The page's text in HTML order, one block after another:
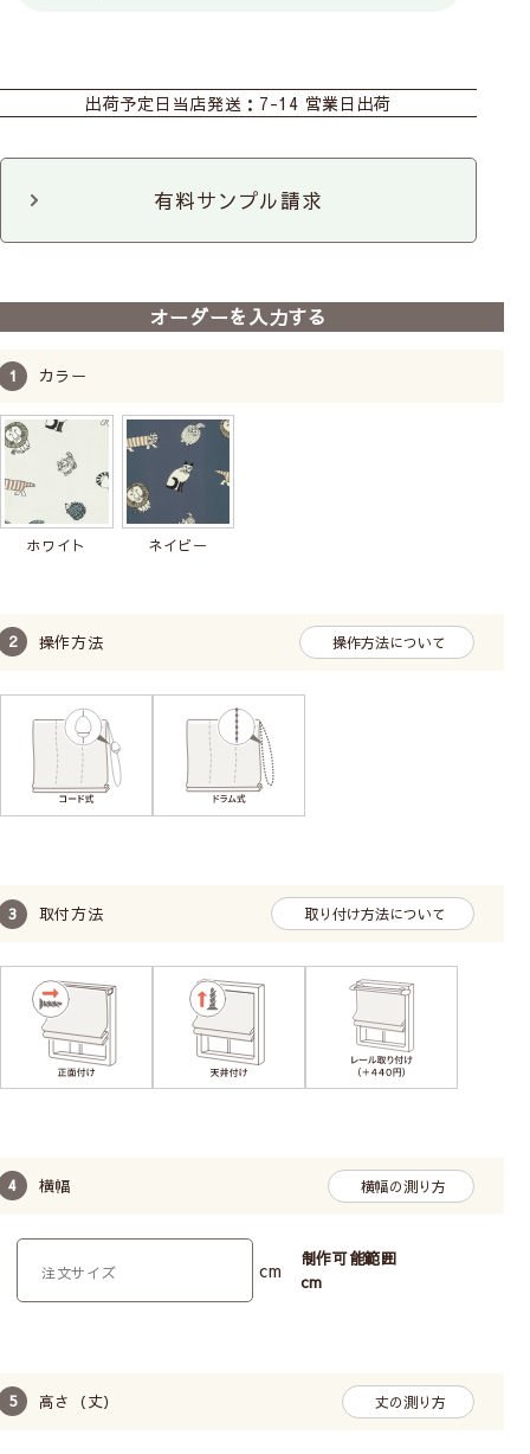
シングルシェード【コード式】
コード(ひも)操作で昇降
せまい幅の小窓におすすめ
長い丈の場合、昇降に力が必要です。
広い幅の窓は昇降コードが切れるおそれがありお勧
めしません。
柄の位置（模様の出し方）は指定できません。
TOSOのドラム式メカを使用しています。BOX型
なので、窓側(裏面)もすっきりまとまっています。
柄の位置（模様の出し方）は指定できません。
出荷予定日 当店発送：7-14 営業日出荷
有料サンプル請求
オーダーを入力する
カラー
ホワイト ネイビー
操作方法 操作方法について
取付方法 取り付け方法について
横幅 横幅の測り方
cm
制作可能範囲
cm
高さ（丈） 丈の測り方